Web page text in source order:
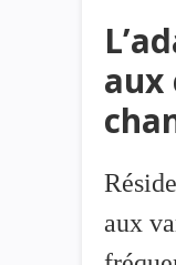
aux
aux